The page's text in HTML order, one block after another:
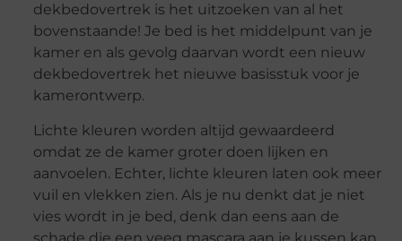
dekbedovertrek is het uitzoeken van al het
bovenstaande! Je bed is het middelpunt van je
kamer en als gevolg daarvan wordt een nieuw
dekbedovertrek het nieuwe basisstuk voor je
kamerontwerp.
Lichte kleuren worden altijd gewaardeerd
omdat ze de kamer groter doen lijken en
aanvoelen. Echter, lichte kleuren laten ook meer
vuil en vlekken zien. Als je nu denkt dat je niet
vies wordt in je bed, denk dan eens aan de